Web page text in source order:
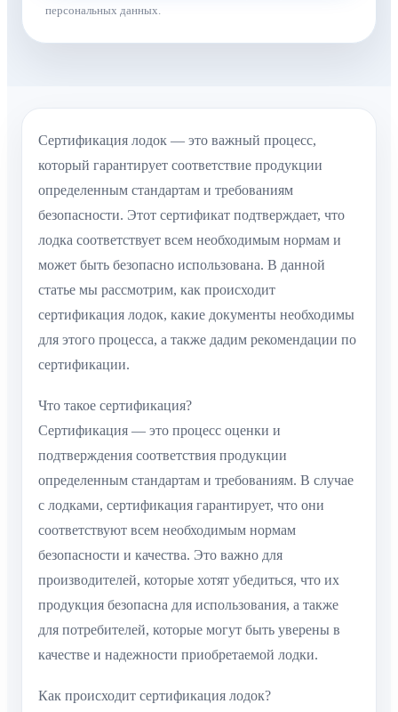
персональных данных.
Сертификация лодок — это важный процесс,
который гарантирует соответствие продукции
определенным стандартам и требованиям
безопасности. Этот сертификат подтверждает, что
лодка соответствует всем необходимым нормам и
может быть безопасно использована. В данной
статье мы рассмотрим, как происходит
сертификация лодок, какие документы необходимы
для этого процесса, а также дадим рекомендации по
сертификации.
Что такое сертификация?
Сертификация — это процесс оценки и
подтверждения соответствия продукции
определенным стандартам и требованиям. В случае
с лодками, сертификация гарантирует, что они
соответствуют всем необходимым нормам
безопасности и качества. Это важно для
производителей, которые хотят убедиться, что их
продукция безопасна для использования, а также
для потребителей, которые могут быть уверены в
качестве и надежности приобретаемой лодки.
Как происходит сертификация лодок?